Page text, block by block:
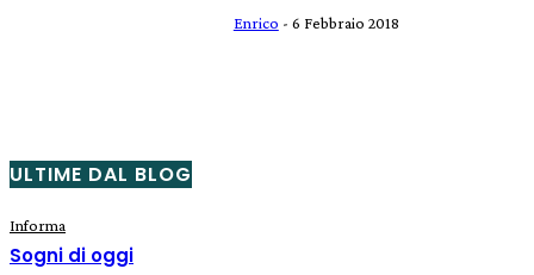
Enrico - 6 Febbraio 2018
ULTIME DAL BLOG
Informa
Sogni di oggi